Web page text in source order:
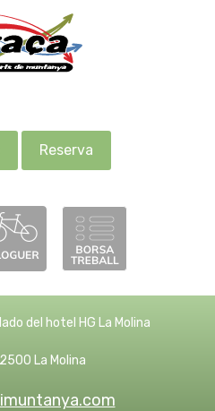
Reserva
del hotel HG La Molina
La Molina